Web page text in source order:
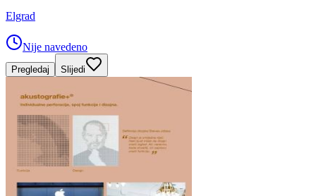
Elgrad
Nije navedeno
Pregledaj Slijedi